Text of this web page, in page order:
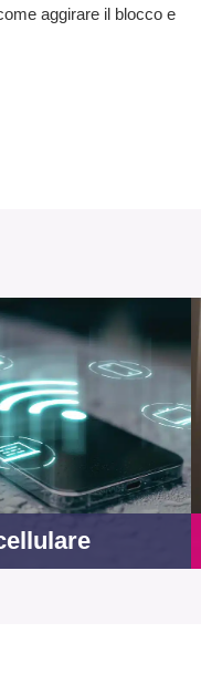
aggirare il blocco e